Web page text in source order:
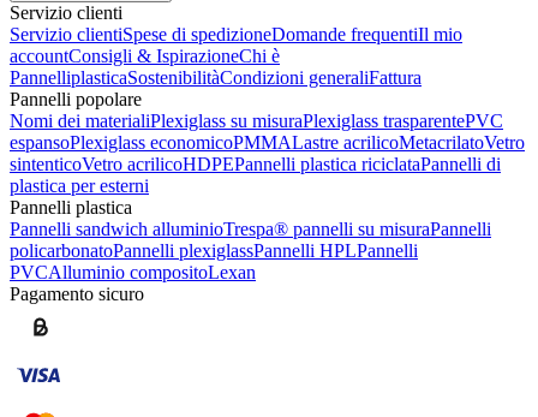
Servizio clienti
Servizio clientiSpese di spedizioneDomande frequentiIl mio
accountConsigli & IspirazioneChi è
PannelliplasticaSostenibilitàCondizioni generaliFattura
Pannelli popolare
Nomi dei materialiPlexiglass su misuraPlexiglass trasparentePVC
espansoPlexiglass economicoPMMALastre acrilicoMetacrilatoVetro
sintenticoVetro acrilicoHDPEPannelli plastica riciclataPannelli di
plastica per esterni
Pannelli plastica
Pannelli sandwich alluminioTrespa® pannelli su misuraPannelli
policarbonatoPannelli plexiglassPannelli HPLPannelli
PVCAlluminio compositoLexan
Pagamento sicuro